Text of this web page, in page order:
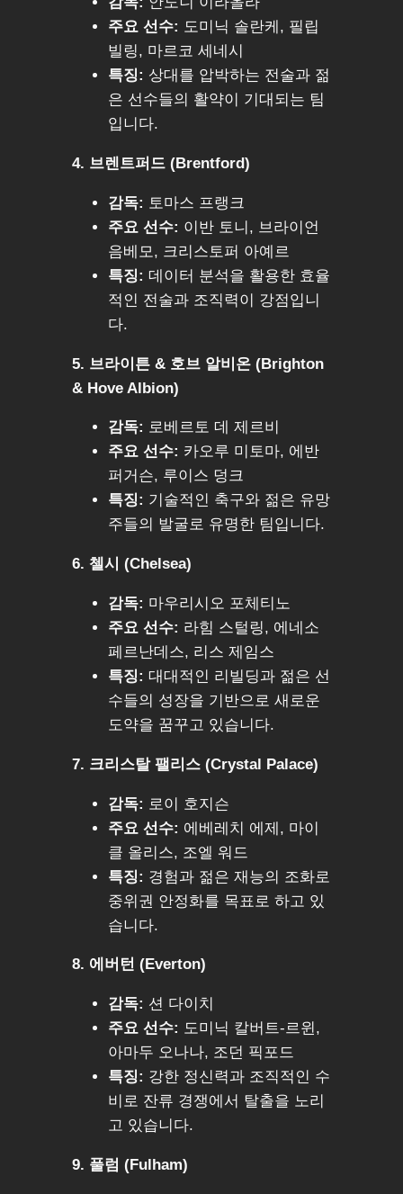
주요 선수: 도미닉 솔란케, 필립
빌링, 마르코 세네시
특징: 상대를 압박하는 전술과 젊
은 선수들의 활약이 기대되는 팀
입니다.
4. 브렌트퍼드 (Brentford)
감독: 토마스 프랭크
주요 선수: 이반 토니, 브라이언
음베모, 크리스토퍼 아예르
특징: 데이터 분석을 활용한 효율
적인 전술과 조직력이 강점입니
다.
5. 브라이튼 & 호브 알비온 (Brighton
& Hove Albion)
감독: 로베르토 데 제르비
주요 선수: 카오루 미토마, 에반
퍼거슨, 루이스 덩크
특징: 기술적인 축구와 젊은 유망
주들의 발굴로 유명한 팀입니다.
6. 첼시 (Chelsea)
감독: 마우리시오 포체티노
주요 선수: 라힘 스털링, 에네소
페르난데스, 리스 제임스
특징: 대대적인 리빌딩과 젊은 선
수들의 성장을 기반으로 새로운
도약을 꿈꾸고 있습니다.
7. 크리스탈 팰리스 (Crystal Palace)
감독: 로이 호지슨
주요 선수: 에베레치 에제, 마이
클 올리스, 조엘 워드
특징: 경험과 젊은 재능의 조화로
중위권 안정화를 목표로 하고 있
습니다.
8. 에버턴 (Everton)
감독: 션 다이치
주요 선수: 도미닉 칼버트-르윈,
아마두 오나나, 조던 픽포드
특징: 강한 정신력과 조직적인 수
비로 잔류 경쟁에서 탈출을 노리
고 있습니다.
9. 풀럼 (Fulham)